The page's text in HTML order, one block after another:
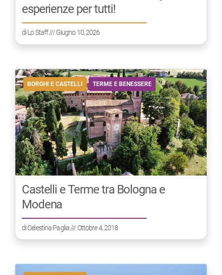
esperienze per tutti!
diLo Staff/// Giugno 10, 2026
BORGHI E CASTELLI TERME E BENESSERE
Castelli e Terme tra Bologna e
Modena
diCelestina Paglia/// Ottobre 4, 2018